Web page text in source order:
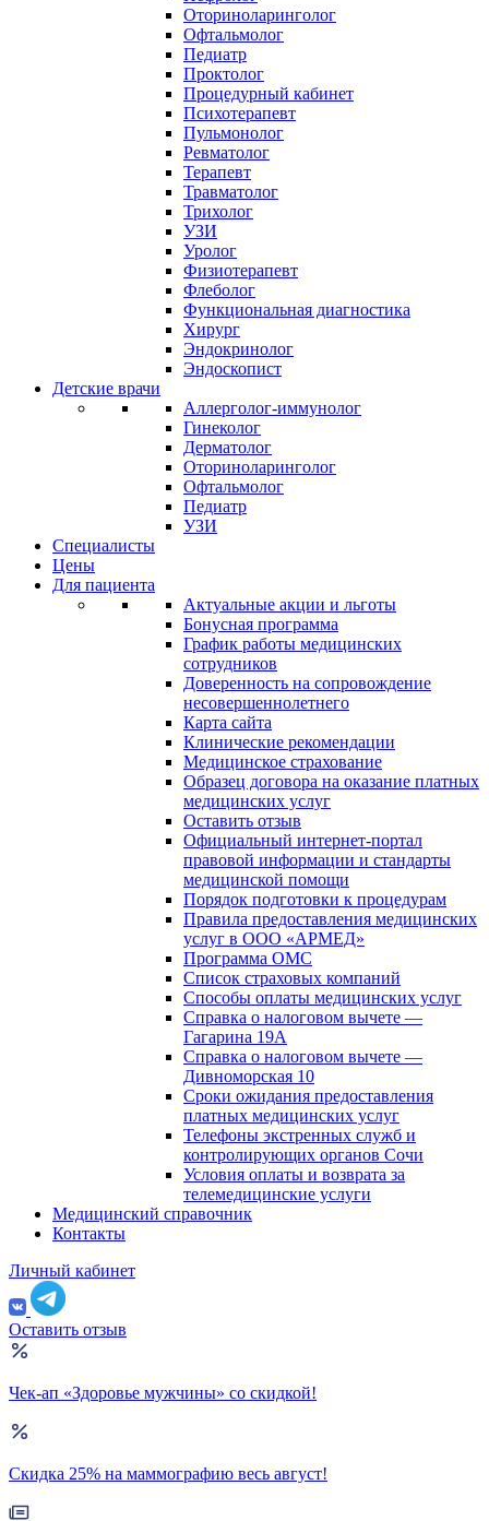
Оториноларинголог
Офтальмолог
Педиатр
Проктолог
Процедурный кабинет
Психотерапевт
Пульмонолог
Ревматолог
Терапевт
Травматолог
Трихолог
УЗИ
Уролог
Физиотерапевт
Флеболог
Функциональная диагностика
Хирург
Эндокринолог
Эндоскопист
Детские врачи
Аллерголог-иммунолог
Гинеколог
Дерматолог
Оториноларинголог
Офтальмолог
Педиатр
УЗИ
Специалисты
Цены
Для пациента
Актуальные акции и льготы
Бонусная программа
График работы медицинских
сотрудников
Доверенность на сопровождение
несовершеннолетнего
Карта сайта
Клинические рекомендации
Медицинское страхование
Образец договора на оказание платных
медицинских услуг
Оставить отзыв
Официальный интернет-портал
правовой информации и стандарты
медицинской помощи
Порядок подготовки к процедурам
Правила предоставления медицинских
услуг в ООО «АРМЕД»
Программа ОМС
Список страховых компаний
Способы оплаты медицинских услуг
Справка о налоговом вычете —
Гагарина 19А
Справка о налоговом вычете —
Дивноморская 10
Сроки ожидания предоставления
платных медицинских услуг
Телефоны экстренных служб и
контролирующих органов Сочи
Условия оплаты и возврата за
телемедицинские услуги
Медицинский справочник
Контакты
Личный кабинет
Оставить отзыв
Чек-ап «Здоровье мужчины» со скидкой!
Скидка 25% на маммографию весь август!